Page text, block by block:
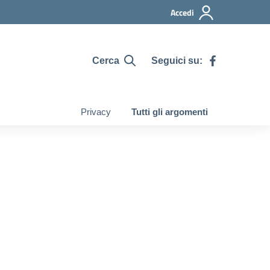
Accedi
Cerca Seguici su:
Privacy Tutti gli argomenti